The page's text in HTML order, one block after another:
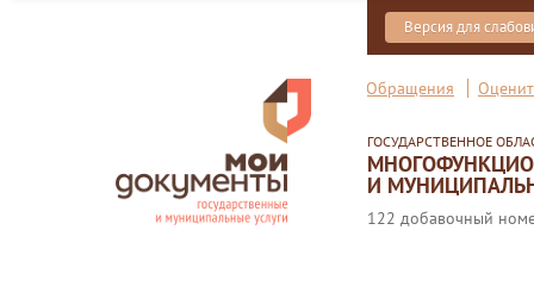
Версия для
Обращения
ГОСУДАРСТВЕННОЕ
И
122 добавочный